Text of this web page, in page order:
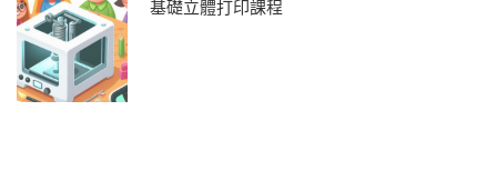
基礎立體打印課程